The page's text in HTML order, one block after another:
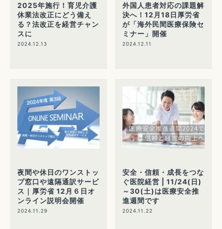
2025年施行！育児介護
休業法改正にどう備え
る？法改正を経営チャン
スに
2024.12.13
外国人患者対応の課題解
決へ！12月18日厚労省
が「海外民間医療保険セ
ミナー」開催
2024.12.11
夜間や休日のワンストッ
プ窓口や遠隔通訳サービ
ス｜厚労省 12月６日オ
ンライン説明会開催
2024.11.29
安全・信頼・成長をつな
ぐ医院経営 | 11/24(日)
～30(土)は医療安全推
進週間です
2024.11.22